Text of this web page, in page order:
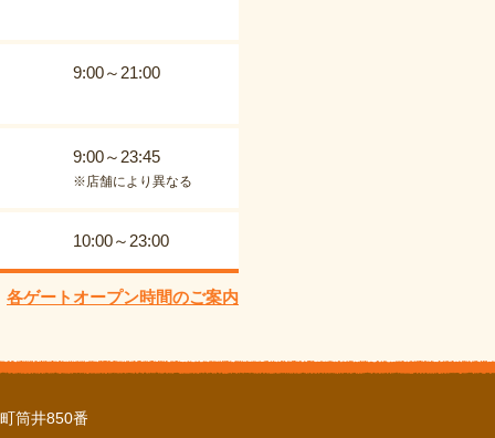
9:00～21:00
9:00～23:45
※店舗により異なる
10:00～23:00
各ゲートオープン時間のご案内
筒井850番